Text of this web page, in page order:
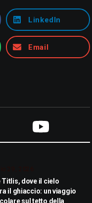
LinkedIn
Email
29, 2026
Titlis, dove il cielo
il ghiaccio: un viaggio
sul tetto della